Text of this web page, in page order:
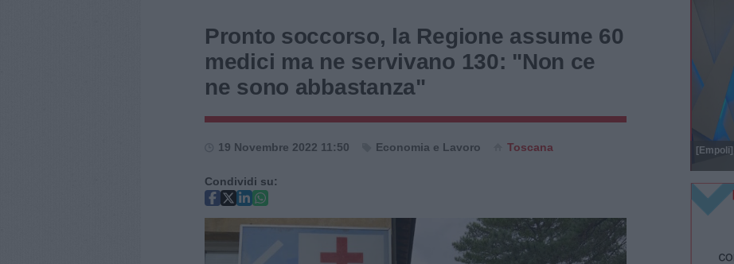
Pronto soccorso, la Regione assume 60
medici ma ne servivano 130: "Non ce
ne sono abbastanza"
19 Novembre 2022 11:50 Economia e Lavoro Toscana
Condividi su:
[Empoli]